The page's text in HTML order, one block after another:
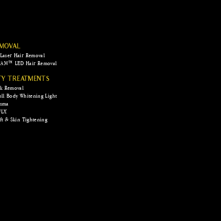
Hair Removal
LED Hair Removal
TREATMENTS
Removal
Body Whitening Light
& Skin Tightening